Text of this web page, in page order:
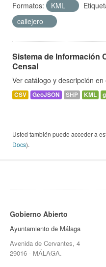
Formatos:
KML
callejero
Sistema de Información
Censal
Ver catálogo y descripción
CSV GeoJSON SHP KML
Usted también puede acceder a
Docs).
Gobierno Abierto
Ayuntamiento de Málaga
Avenida de Cervantes, 4
29016 - MÁLAGA.